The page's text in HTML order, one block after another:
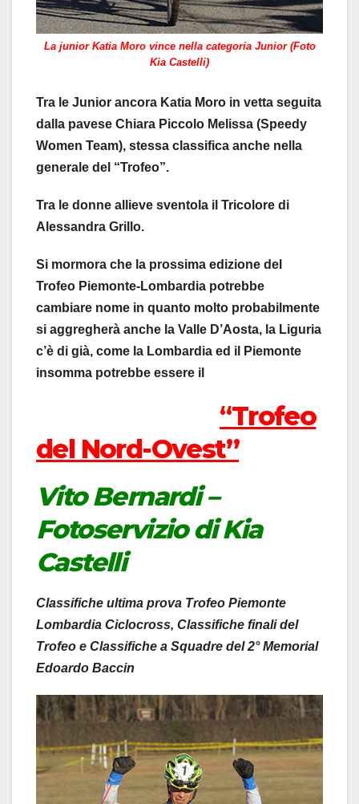
La junior Katia Moro vince nella categoria Junior (Foto
Kia Castelli)
Tra le Junior ancora Katia Moro in vetta seguita
dalla pavese Chiara Piccolo Melissa (Speedy
Women Team), stessa classifica anche nella
generale del “Trofeo”.
Tra le donne allieve sventola il Tricolore di
Alessandra Grillo.
Si mormora che la prossima edizione del
Trofeo Piemonte-Lombardia potrebbe
cambiare nome in quanto molto probabilmente
si aggregherà anche la Valle D’Aosta, la Liguria
c’è di già, come la Lombardia ed il Piemonte
insomma potrebbe essere il
“Trofeo
del Nord-Ovest”
Vito Bernardi –
Fotoservizio di Kia
Castelli
Classifiche ultima prova Trofeo Piemonte
Lombardia Ciclocross, Classifiche finali del
Trofeo e Classifiche a Squadre del 2° Memorial
Edoardo Baccin